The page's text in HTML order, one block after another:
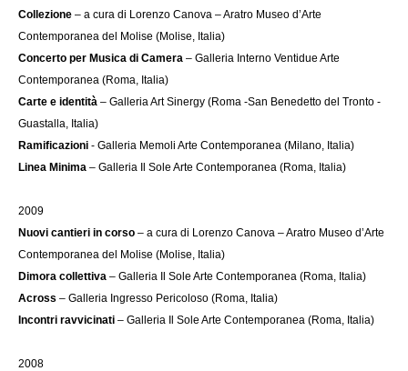
Collezione – a cura di Lorenzo Canova – Aratro Museo d’Arte
Contemporanea del Molise (Molise, Italia)
Concerto per Musica di Camera – Galleria Interno Ventidue Arte
Contemporanea (Roma, Italia)
Carte e identità – Galleria Art Sinergy (Roma -San Benedetto del Tronto -
Guastalla, Italia)
Ramificazioni - Galleria Memoli Arte Contemporanea (Milano, Italia)
Linea Minima – Galleria Il Sole Arte Contemporanea (Roma, Italia)
2009
Nuovi cantieri in corso – a cura di Lorenzo Canova – Aratro Museo d’Arte
Contemporanea del Molise (Molise, Italia)
Dimora collettiva – Galleria Il Sole Arte Contemporanea (Roma, Italia)
Across – Galleria Ingresso Pericoloso (Roma, Italia)
Incontri ravvicinati – Galleria Il Sole Arte Contemporanea (Roma, Italia)
2008